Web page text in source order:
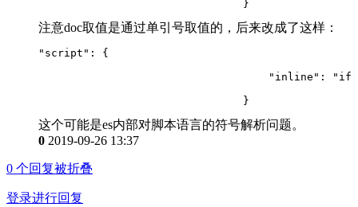
}
注意doc取值是通过单引号取值的，后来改成了这样：
"script": {
"inline": "if
                                }
这个可能是es内部对脚本语言的符号解析问题。
0 2019-09-26 13:37
0 个回复被折叠
登录进行回复